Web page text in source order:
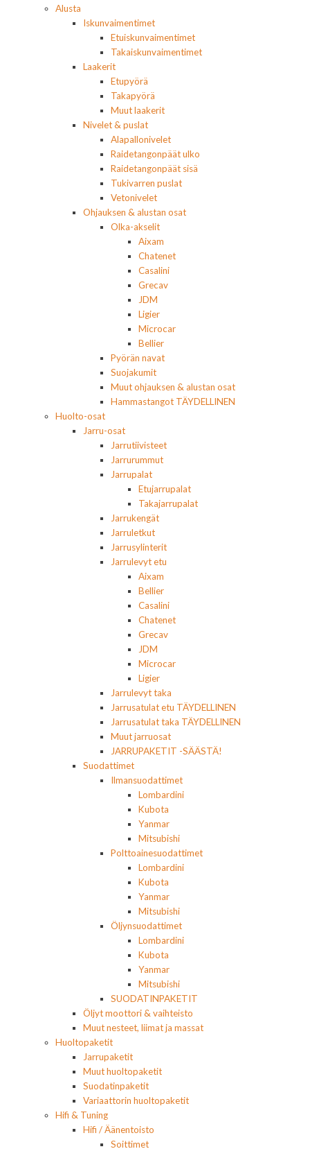
Alusta
Iskunvaimentimet
Etuiskunvaimentimet
Takaiskunvaimentimet
Laakerit
Etupyörä
Takapyörä
Muut laakerit
Nivelet & puslat
Alapallonivelet
Raidetangonpäät ulko
Raidetangonpäät sisä
Tukivarren puslat
Vetonivelet
Ohjauksen & alustan osat
Olka-akselit
Aixam
Chatenet
Casalini
Grecav
JDM
Ligier
Microcar
Bellier
Pyörän navat
Suojakumit
Muut ohjauksen & alustan osat
Hammastangot TÄYDELLINEN
Huolto-osat
Jarru-osat
Jarrutiivisteet
Jarrurummut
Jarrupalat
Etujarrupalat
Takajarrupalat
Jarrukengät
Jarruletkut
Jarrusylinterit
Jarrulevyt etu
Aixam
Bellier
Casalini
Chatenet
Grecav
JDM
Microcar
Ligier
Jarrulevyt taka
Jarrusatulat etu TÄYDELLINEN
Jarrusatulat taka TÄYDELLINEN
Muut jarruosat
JARRUPAKETIT -SÄÄSTÄ!
Suodattimet
Ilmansuodattimet
Lombardini
Kubota
Yanmar
Mitsubishi
Polttoainesuodattimet
Lombardini
Kubota
Yanmar
Mitsubishi
Öljynsuodattimet
Lombardini
Kubota
Yanmar
Mitsubishi
SUODATINPAKETIT
Öljyt moottori & vaihteisto
Muut nesteet, liimat ja massat
Huoltopaketit
Jarrupaketit
Muut huoltopaketit
Suodatinpaketit
Variaattorin huoltopaketit
Hifi & Tuning
Hifi / Äänentoisto
Soittimet